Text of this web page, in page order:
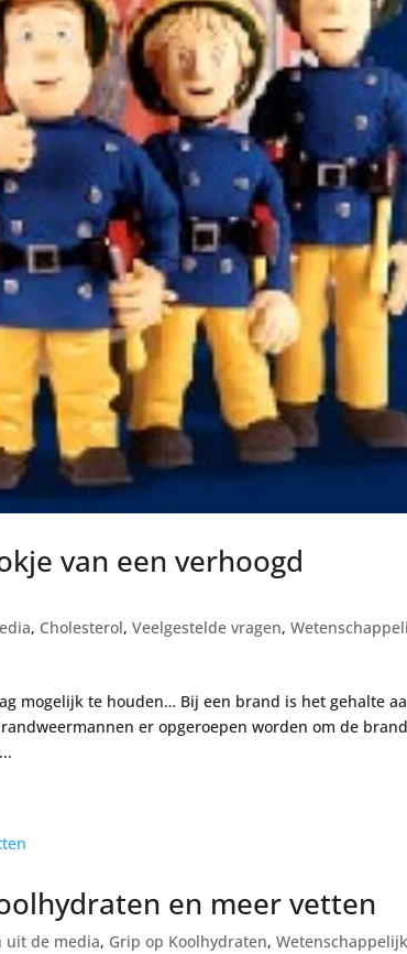
van een verhoogd
, Cholesterol,Veelgestelde vragen,
mogelijk te houden… Bij een brand is het gehalte
er opgeroepen worden om de brand
en meer vetten
uit de media, Grip op Koolhydraten,Wetenschappelijk